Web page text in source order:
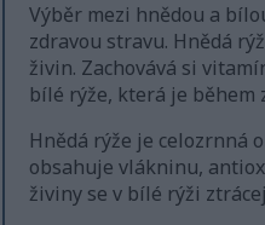
Výběr mezi hnědou a
zdravou stravu. Hnědá
živin. Zachovává si
bílé rýže, která je během
Hnědá rýže je celozrnná
obsahuje vlákninu,
živiny se v bílé rýži